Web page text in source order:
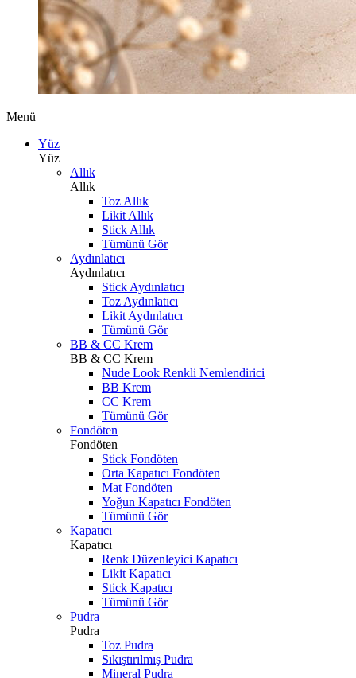
Menü
Yüz
Yüz
Allık
Allık
Toz Allık
Likit Allık
Stick Allık
Tümünü Gör
Aydınlatıcı
Aydınlatıcı
Stick Aydınlatıcı
Toz Aydınlatıcı
Likit Aydınlatıcı
Tümünü Gör
BB & CC Krem
BB & CC Krem
Nude Look Renkli Nemlendirici
BB Krem
CC Krem
Tümünü Gör
Fondöten
Fondöten
Stick Fondöten
Orta Kapatıcı Fondöten
Mat Fondöten
Yoğun Kapatıcı Fondöten
Tümünü Gör
Kapatıcı
Kapatıcı
Renk Düzenleyici Kapatıcı
Likit Kapatıcı
Stick Kapatıcı
Tümünü Gör
Pudra
Pudra
Toz Pudra
Sıkıştırılmış Pudra
Mineral Pudra